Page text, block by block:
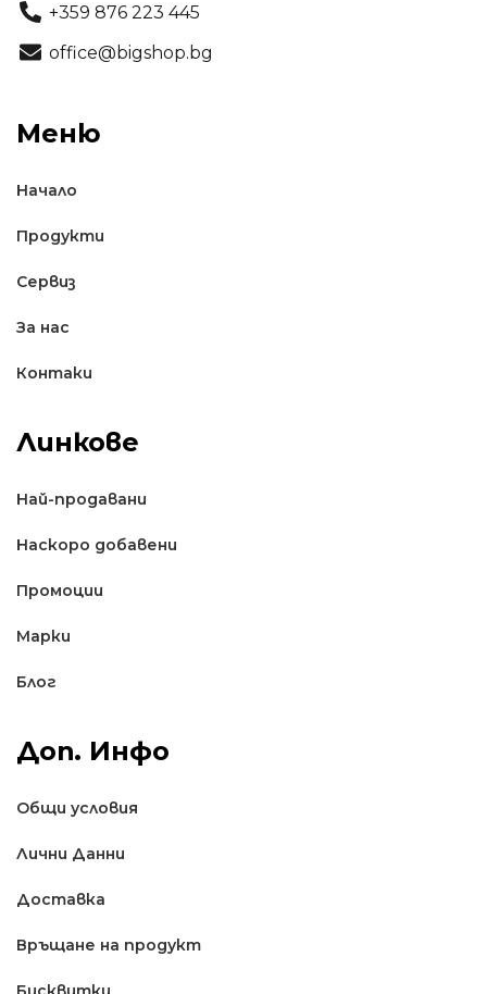
+359 876 223 445
office@bigshop.bg
Меню
Начало
Продукти
Сервиз
За нас
Контаки
Линкове
Най-продавани
Наскоро добавени
Промоции
Марки
Блог
Доп. Инфо
Общи условия
Лични Данни
Доставкa
Връщане на продукт